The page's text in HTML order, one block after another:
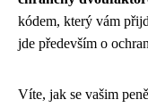
kódem, který vám
jde především o
Víte, jak se vašim